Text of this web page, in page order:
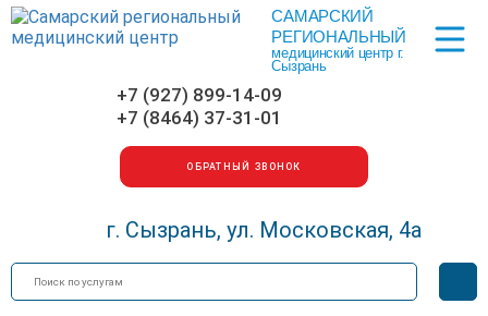
г. Сызрань, ул. Московская, 4а
САМАРСКИЙ
РЕГИОНАЛЬНЫЙ
медицинский центр г.
Сызрань
Меню
+7 (927) 899-14-09
+7 (8464) 37-31-01
ОБРАТНЫЙ ЗВОНОК